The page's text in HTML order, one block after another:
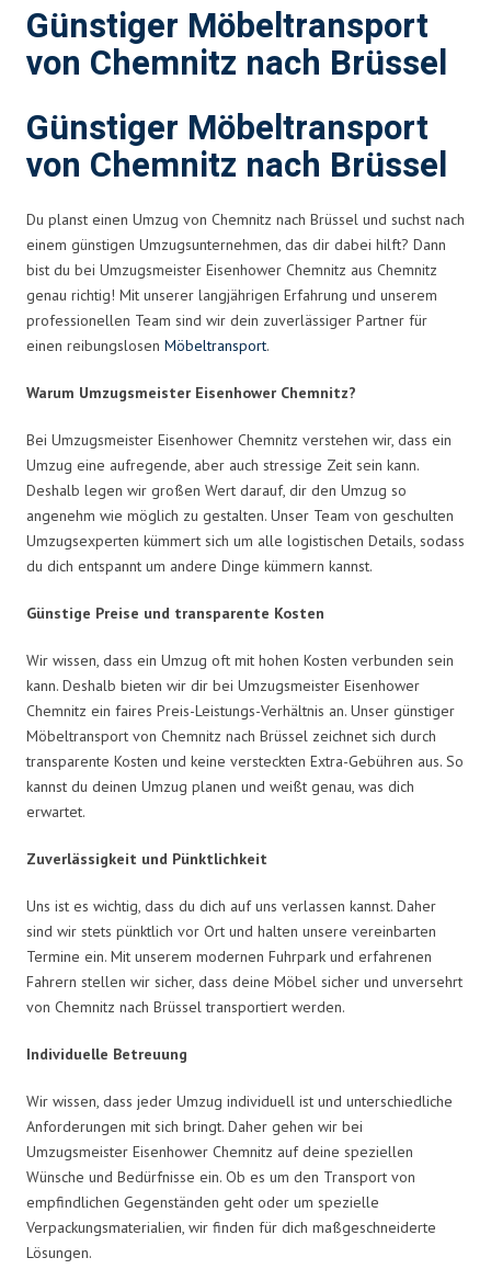
Günstiger Möbeltransport
von Chemnitz nach Brüssel
Günstiger Möbeltransport
von Chemnitz nach Brüssel
Du planst einen Umzug von Chemnitz nach Brüssel und suchst nach
einem günstigen Umzugsunternehmen, das dir dabei hilft? Dann
bist du bei Umzugsmeister Eisenhower Chemnitz aus Chemnitz
genau richtig! Mit unserer langjährigen Erfahrung und unserem
professionellen Team sind wir dein zuverlässiger Partner für
einen reibungslosen Möbeltransport.
Warum Umzugsmeister Eisenhower Chemnitz?
Bei Umzugsmeister Eisenhower Chemnitz verstehen wir, dass ein
Umzug eine aufregende, aber auch stressige Zeit sein kann.
Deshalb legen wir großen Wert darauf, dir den Umzug so
angenehm wie möglich zu gestalten. Unser Team von geschulten
Umzugsexperten kümmert sich um alle logistischen Details, sodass
du dich entspannt um andere Dinge kümmern kannst.
Günstige Preise und transparente Kosten
Wir wissen, dass ein Umzug oft mit hohen Kosten verbunden sein
kann. Deshalb bieten wir dir bei Umzugsmeister Eisenhower
Chemnitz ein faires Preis-Leistungs-Verhältnis an. Unser günstiger
Möbeltransport von Chemnitz nach Brüssel zeichnet sich durch
transparente Kosten und keine versteckten Extra-Gebühren aus. So
kannst du deinen Umzug planen und weißt genau, was dich
erwartet.
Zuverlässigkeit und Pünktlichkeit
Uns ist es wichtig, dass du dich auf uns verlassen kannst. Daher
sind wir stets pünktlich vor Ort und halten unsere vereinbarten
Termine ein. Mit unserem modernen Fuhrpark und erfahrenen
Fahrern stellen wir sicher, dass deine Möbel sicher und unversehrt
von Chemnitz nach Brüssel transportiert werden.
Individuelle Betreuung
Wir wissen, dass jeder Umzug individuell ist und unterschiedliche
Anforderungen mit sich bringt. Daher gehen wir bei
Umzugsmeister Eisenhower Chemnitz auf deine speziellen
Wünsche und Bedürfnisse ein. Ob es um den Transport von
empfindlichen Gegenständen geht oder um spezielle
Verpackungsmaterialien, wir finden für dich maßgeschneiderte
Lösungen.